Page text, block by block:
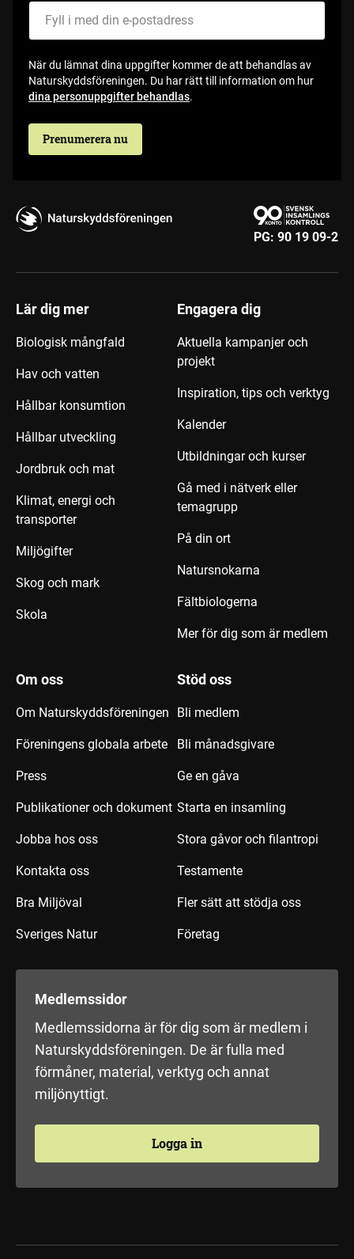
När du lämnat dina uppgifter kommer de att behandlas av
Naturskyddsföreningen. Du har rätt till information om hur
dina personuppgifter behandlas.
Prenumerera nu
PG: 90 19 09-2
Lär dig mer
Biologisk mångfald
Hav och vatten
Hållbar konsumtion
Hållbar utveckling
Jordbruk och mat
Klimat, energi och
transporter
Miljögifter
Skog och mark
Skola
Engagera dig
Aktuella kampanjer och
projekt
Inspiration, tips och verktyg
Kalender
Utbildningar och kurser
Gå med i nätverk eller
temagrupp
På din ort
Natursnokarna
Fältbiologerna
Mer för dig som är medlem
Om oss
Om Naturskyddsföreningen
Föreningens globala arbete
Press
Publikationer och dokument
Jobba hos oss
Kontakta oss
Bra Miljöval
Sveriges Natur
Stöd oss
Bli medlem
Bli månadsgivare
Ge en gåva
Starta en insamling
Stora gåvor och filantropi
Testamente
Fler sätt att stödja oss
Företag
Medlemssidor
Medlemssidorna är för dig som är medlem i
Naturskyddsföreningen. De är fulla med
förmåner, material, verktyg och annat
miljönyttigt.
Logga in